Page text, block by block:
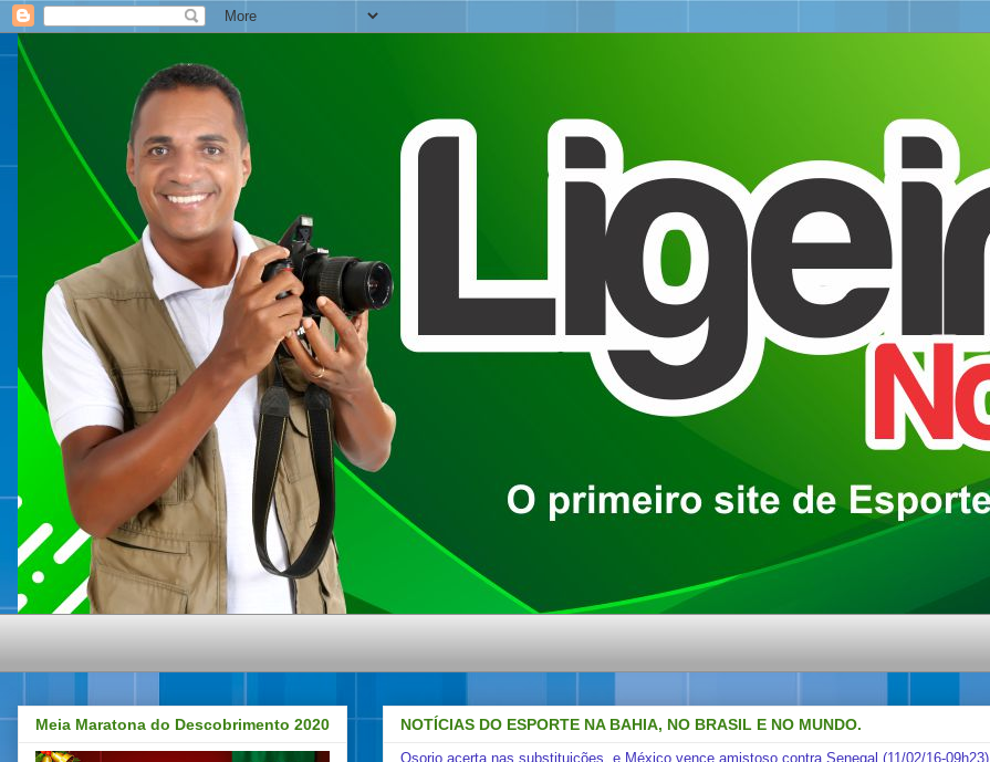
NOTÍCIAS DO ESPORTE NA BAHIA, NO BRASIL E NO MUNDO.
Osorio acerta nas substituições, e México vence amistoso contra Senegal (11/02/16-09h23)
Meia Maratona do Descobrimento 2020